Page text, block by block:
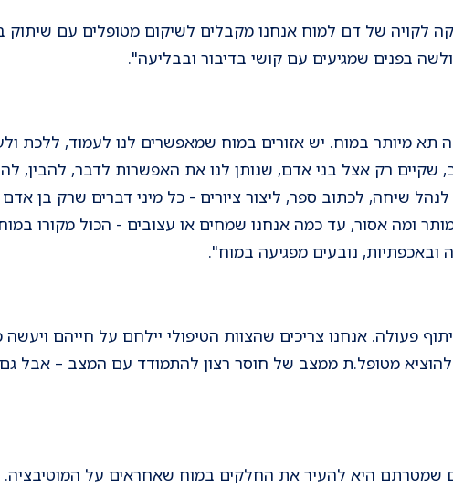
לקויה של דם למוח אנחנו מקבלים לשיקום מטופלים עם שיתוק
בפנים שמגיעים עם קושי בדיבור ובבליעה".
תא מיותר במוח. יש אזורים במוח שמאפשרים לנו לעמוד, ללכת
שקיים רק אצל בני אדם, שנותן לנו את האפשרות לדבר, להבין,
שיחה, לכתוב ספר, ליצור ציורים - כל מיני דברים שרק בן אדם
ומה אסור, עד כמה אנחנו שמחים או עצובים - הכול מקורו
ובאכפתיות, נובעים מפגיעה במוח".
פעולה. אנחנו צריכים שהצוות הטיפולי יילחם על חייהם
מטופל.ת ממצב של חוסר רצון להתמודד עם המצב – אבל
שמטרתם היא להעיר את החלקים במוח שאחראים על המוטיבציה.